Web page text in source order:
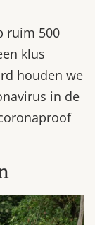
ruim 500
klus
houden we
in de